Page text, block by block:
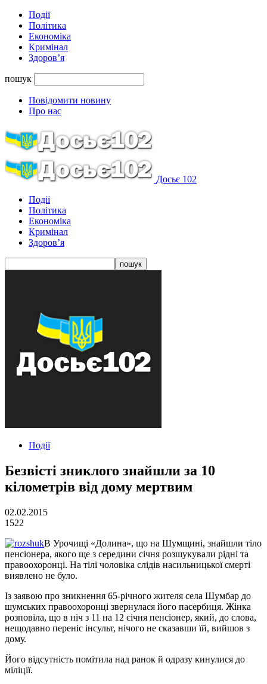
Події
Політика
Економіка
Кримінал
Здоров’я
пошук
Повідомити новину
Про нас
Досьє 102
Події
Політика
Економіка
Кримінал
Здоров’я
Події
Безвісті зниклого знайшли за 10
кілометрів від дому мертвим
02.02.2015
1522
В Урочищі «Долина», що на Шумщині, знайшли тіло
пенсіонера, якого ще з середини січня розшукували рідні та
правоохоронці. На тілі чоловіка слідів насильницької смерті
виявлено не було.
Із заявою про зникнення 65-річного жителя села Шумбар до
шумських правоохоронці звернулася його пасербиця. Жінка
розповіла, що в ніч з 11 на 12 січня пенсіонер, який, до слова,
нещодавно переніс інсульт, нічого не сказавши їй, вийшов з
дому.
Його відсутність помітила над ранок й одразу кинулися до
міліції.